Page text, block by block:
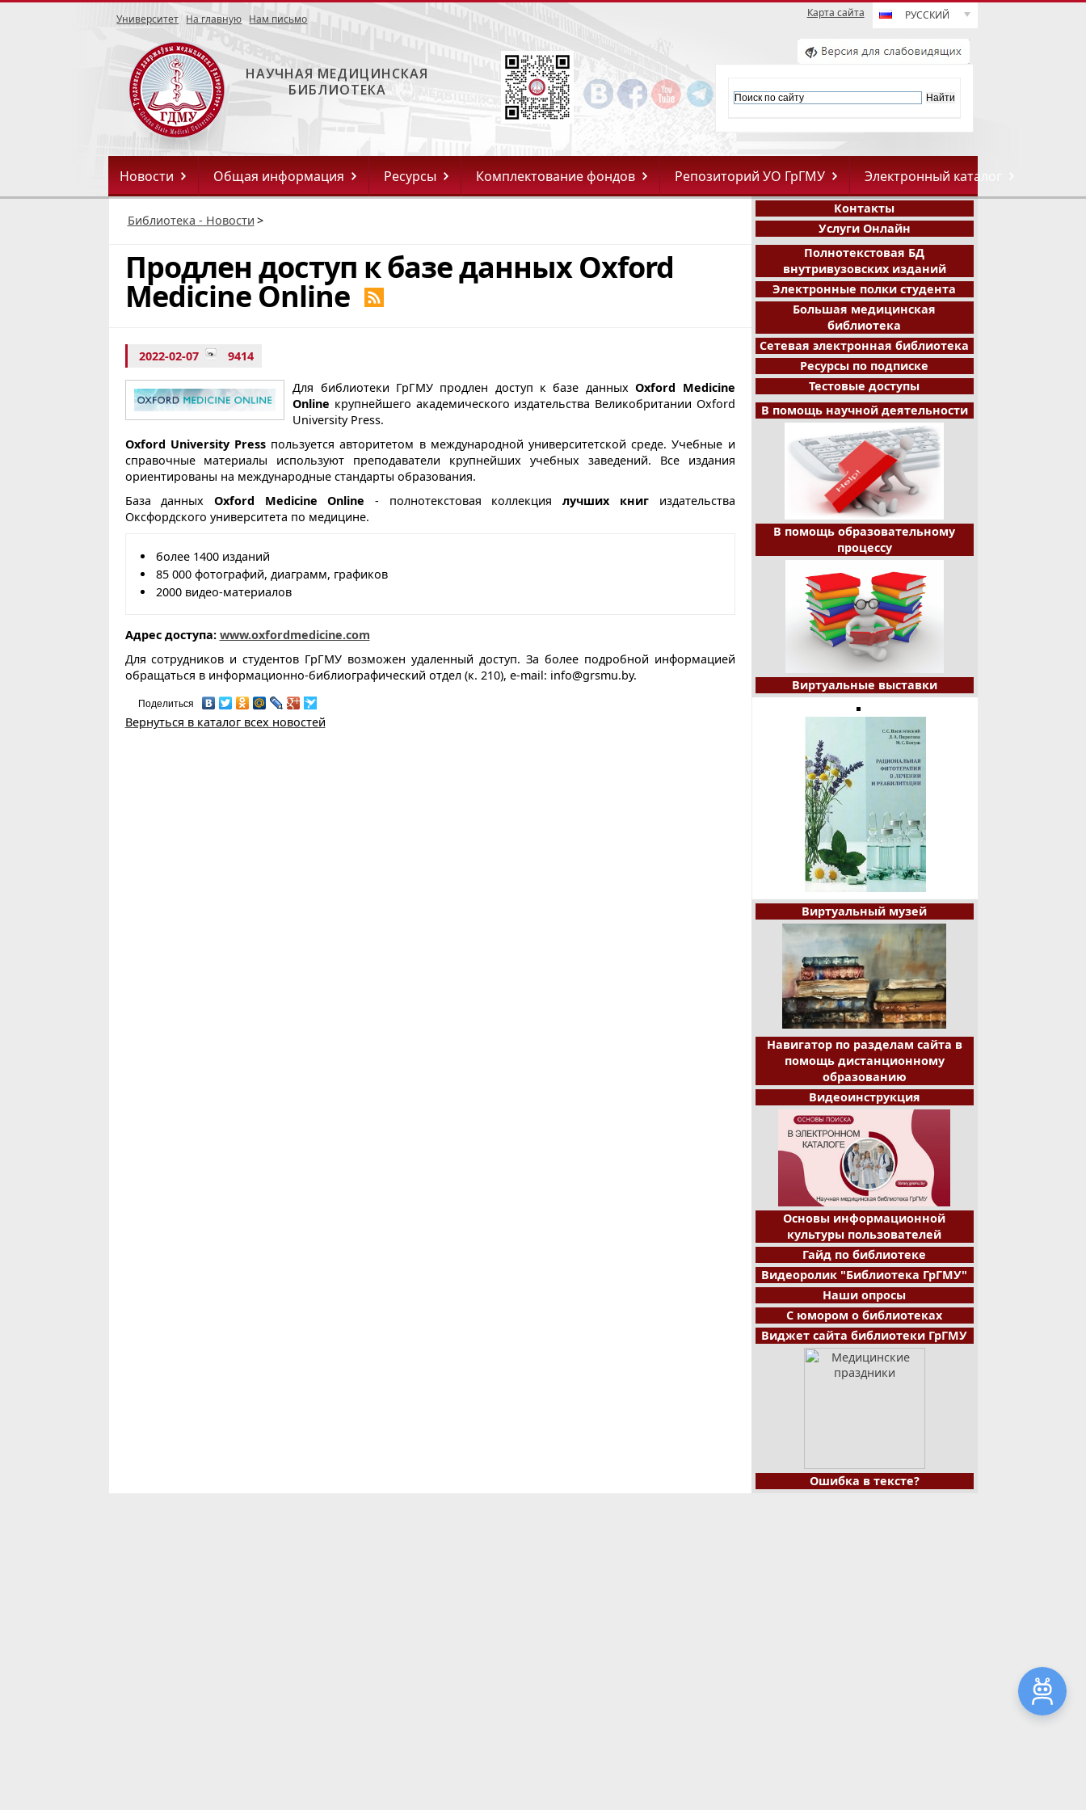
Карта сайта РУССКИЙ
Университет На главную Нам письмо
НАУЧНАЯ МЕДИЦИНСКАЯ
БИБЛИОТЕКА
Новости Общая информация Ресурсы Комплектование фондов Репозиторий УО ГрГМУ Электронный каталог
Библиотека - Новости >
Продлен доступ к базе данных Oxford
Medicine Online
2022-02-07 9414
Для библиотеки ГрГМУ продлен доступ к базе данныхOxford Medicine
Online крупнейшего академического издательства Великобритании Oxford
University Press.
Oxford University Pressпользуется авторитетом в международной университетской среде. Учебные и
справочные материалы используют преподаватели крупнейших учебных заведений. Все издания
ориентированы на международные стандарты образования.
База данных Oxford Medicine Online - полнотекстовая коллекциялучших книгиздательства
Оксфордского университета по медицине.
более 1400 изданий
85 000 фотографий, диаграмм, графиков
2000 видео-материалов
Адрес доступа: www.oxfordmedicine.com
Для сотрудников и студентов ГрГМУ возможен удаленный доступ. За более подробной информацией
обращаться в информационно-библиографический отдел (к. 210), e-mail: info@grsmu.by.
Поделиться
Вернуться в каталог всех новостей
Контакты
Услуги Онлайн
Полнотекстовая БД
внутривузовских изданий
Электронные полки студента
Большая медицинская
библиотека
Сетевая электронная библиотека
Ресурсы по подписке
Тестовые доступы
В помощь научной деятельности
В помощь образовательному
процессу
Виртуальные выставки
Виртуальный музей
Навигатор по разделам сайта в
помощь дистанционному
образованию
Видеоинструкция
Основы информационной
культуры пользователей
Гайд по библиотеке
Видеоролик "Библиотека ГрГМУ"
Наши опросы
С юмором о библиотеках
Виджет сайта библиотеки ГрГМУ
Ошибка в тексте?